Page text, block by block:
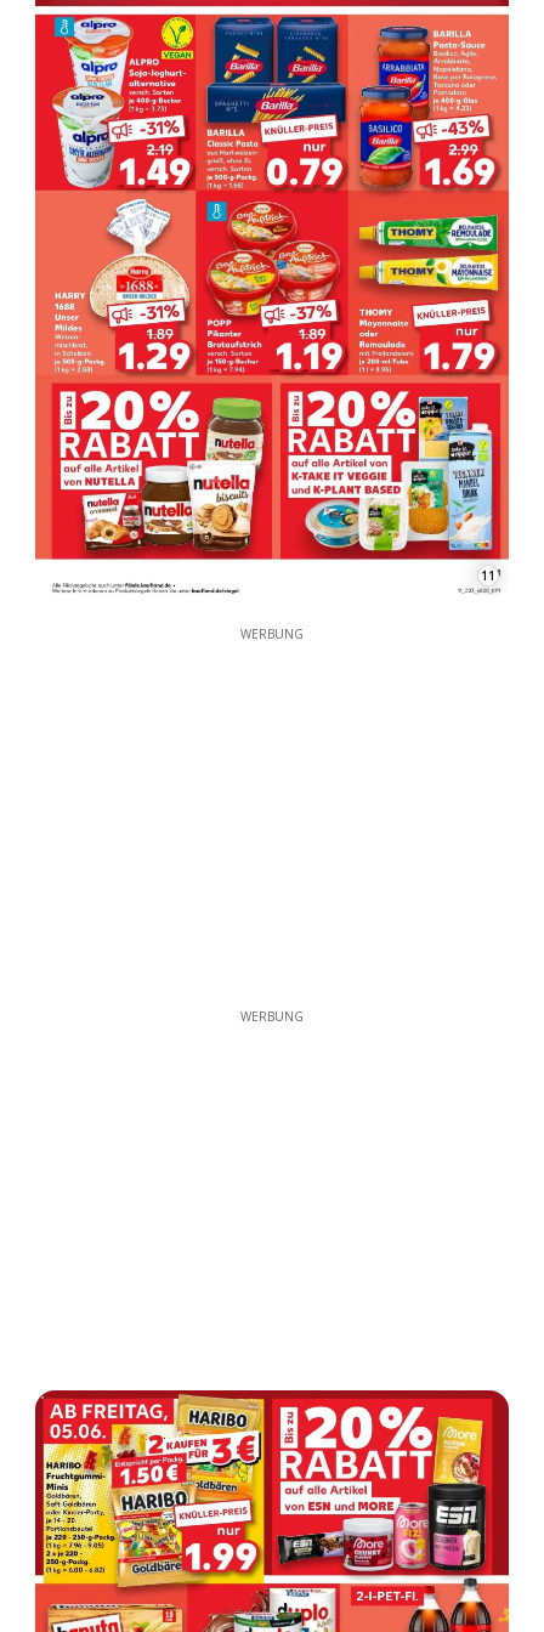
11
WERBUNG
WERBUNG